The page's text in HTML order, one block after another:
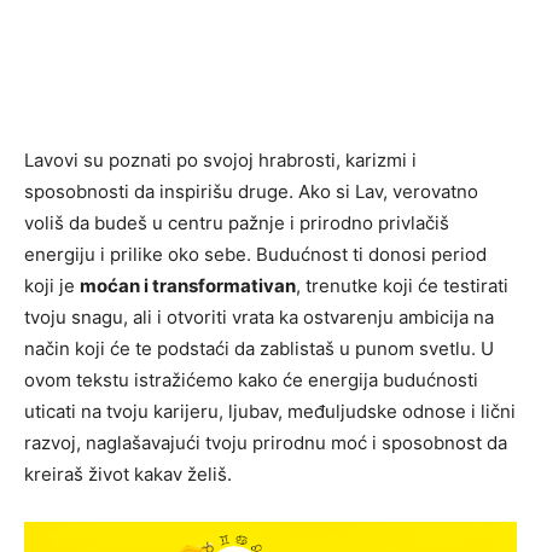
Lavovi su poznati po svojoj hrabrosti, karizmi i
sposobnosti da inspirišu druge. Ako si Lav, verovatno
voliš da budeš u centru pažnje i prirodno privlačiš
energiju i prilike oko sebe. Budućnost ti donosi period
koji je moćan i transformativan, trenutke koji će testirati
tvoju snagu, ali i otvoriti vrata ka ostvarenju ambicija na
način koji će te podstaći da zablistaš u punom svetlu. U
ovom tekstu istražićemo kako će energija budućnosti
uticati na tvoju karijeru, ljubav, međuljudske odnose i lični
razvoj, naglašavajući tvoju prirodnu moć i sposobnost da
kreiraš život kakav želiš.